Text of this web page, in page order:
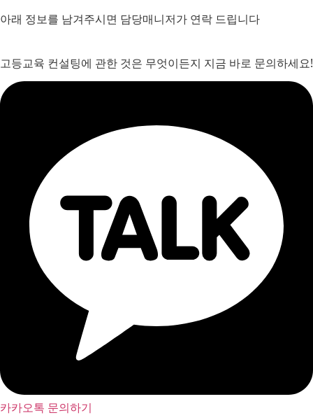
아래 정보를 남겨주시면 담당매니저가 연락 드립니다
고등교육 컨설팅에 관한 것은 무엇이든지 지금 바로 문의하세요!
카카오톡 문의하기